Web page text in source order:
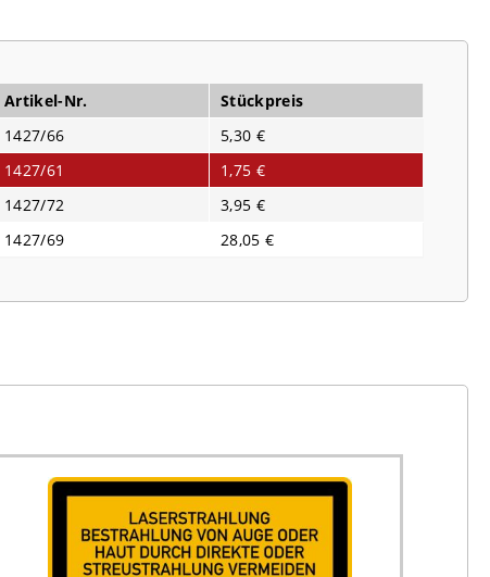
Artikel-Nr.
Stückpreis
1427/66
5,30 €
1427/61
1,75 €
1427/72
3,95 €
1427/69 28,05 €